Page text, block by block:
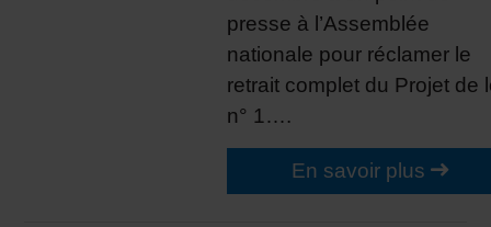
presse à l’Assemblée
nationale pour réclamer le
retrait complet du Projet de
n° 1….
En savoir plus